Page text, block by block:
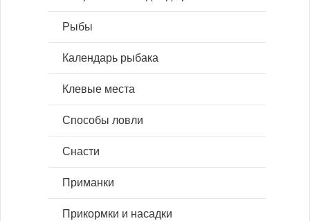
Рыбы
Календарь рыбака
Клевые места
Способы ловли
Снасти
Приманки
Прикормки и насадки